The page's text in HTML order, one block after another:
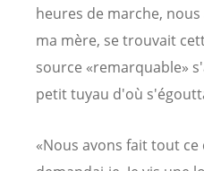
heures de marche,
ma mère, se trouvait
source «remarquable»
petit tuyau d'où
«Nous avons fait tout